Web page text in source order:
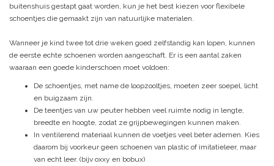
buitenshuis gestapt gaat worden, kun je het best kiezen voor flexibele
schoentjes die gemaakt zijn van natuurlijke materialen.
Wanneer je kind twee tot drie weken goed zelfstandig kan lopen, kunnen
de eerste echte schoenen worden aangeschaft. Er is een aantal zaken
waaraan een goede kinderschoen moet voldoen:
De schoentjes, met name de loopzooltjes, moeten zeer soepel, licht
en buigzaam zijn.
De teentjes van uw peuter hebben veel ruimte nodig in lengte,
breedte en hoogte, zodat ze grijpbewegingen kunnen maken.
In ventilerend materiaal kunnen de voetjes veel beter ademen. Kies
daarom bij voorkeur geen schoenen van plastic of imitatieleer, maar
van echt leer. (bijv oxxy en bobux)